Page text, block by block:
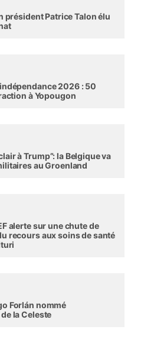
président Patrice Talon élu
2026 : 50
à Yopougon
à Trump”: la Belgique va
au Groenland
alerte sur une chute de
recours aux soins de santé
Forlán nommé
la Celeste